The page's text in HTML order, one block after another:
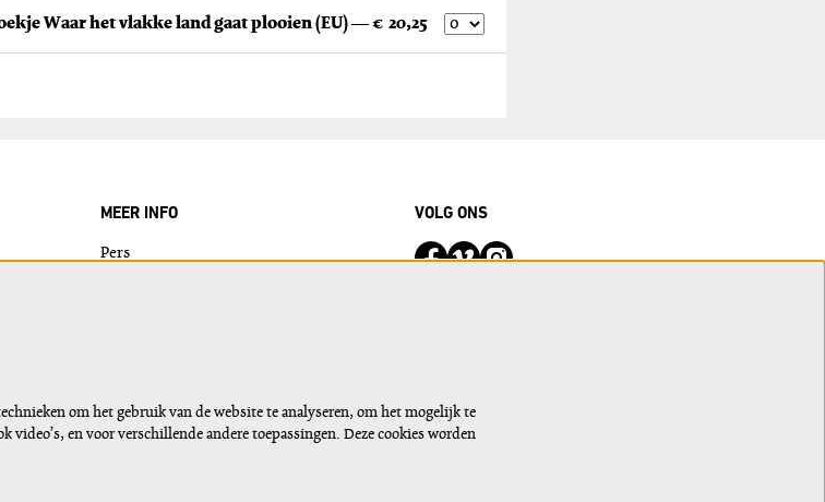
Tekstboekje Waar het vlakke land gaat plooien (EU) — € 20,25
MEER INFO
Pers
VOLG ONS
AANMELDEN
om het gebruik van de website te analyseren, om het mogelijk te
video’s, en voor verschillende andere toepassingen. Deze cookies worden